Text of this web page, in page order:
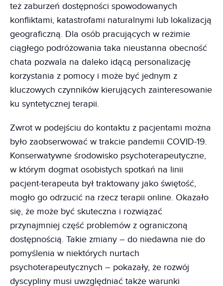
też zaburzeń dostępności spowodowanych
konfliktami, katastrofami naturalnymi lub lokalizacją
geograficzną. Dla osób pracujących w reżimie
ciągłego podróżowania taka nieustanna obecność
chata pozwala na daleko idącą personalizację
korzystania z pomocy i może być jednym z
kluczowych czynników kierujących zainteresowanie
ku syntetycznej terapii.
Zwrot w podejściu do kontaktu z pacjentami można
było zaobserwować w trakcie pandemii COVID-19.
Konserwatywne środowisko psychoterapeutyczne,
w którym dogmat osobistych spotkań na linii
pacjent-terapeuta był traktowany jako świętość,
mogło go odrzucić na rzecz terapii online. Okazało
się, że może być skuteczna i rozwiązać
przynajmniej część problemów z ograniczoną
dostępnością. Takie zmiany – do niedawna nie do
pomyślenia w niektórych nurtach
psychoterapeutycznych – pokazały, że rozwój
dyscypliny musi uwzględniać także warunki